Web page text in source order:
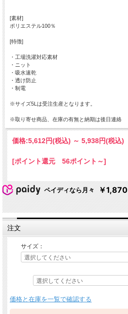
[素材]
ポリエステル100％
[特徴]
・工場洗濯対応素材
・ニット
・吸水速乾
・透け防止
・制電
※サイズ5Lは受注生産となります。
※取り寄せ商品、在庫の有無と納期は後日連絡
価格:5,612円(税込) ～ 5,938円(税込)
[ポイント還元 56ポイント～]
ペイディなら月々 ￥1,870
注文
サイズ：
価格と在庫を一覧で確認する